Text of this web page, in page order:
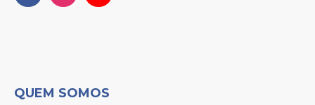
QUEM SOMOS